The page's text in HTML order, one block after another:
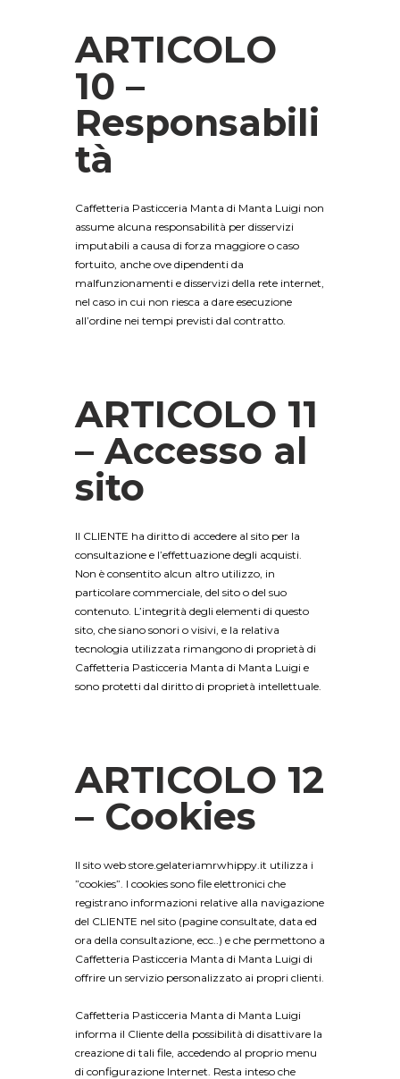
ARTICOLO
10 –
Responsabili
tà
Caffetteria Pasticceria Manta di Manta Luigi non
assume alcuna responsabilità per disservizi
imputabili a causa di forza maggiore o caso
fortuito, anche ove dipendenti da
malfunzionamenti e disservizi della rete internet,
nel caso in cui non riesca a dare esecuzione
all’ordine nei tempi previsti dal contratto.
ARTICOLO 11
– Accesso al
sito
Il CLIENTE ha diritto di accedere al sito per la
consultazione e l’effettuazione degli acquisti.
Non è consentito alcun altro utilizzo, in
particolare commerciale, del sito o del suo
contenuto. L’integrità degli elementi di questo
sito, che siano sonori o visivi, e la relativa
tecnologia utilizzata rimangono di proprietà di
Caffetteria Pasticceria Manta di Manta Luigi e
sono protetti dal diritto di proprietà intellettuale.
ARTICOLO 12
– Cookies
Il sito web store.gelateriamrwhippy.it utilizza i
”cookies”. I cookies sono file elettronici che
registrano informazioni relative alla navigazione
del CLIENTE nel sito (pagine consultate, data ed
ora della consultazione, ecc..) e che permettono a
Caffetteria Pasticceria Manta di Manta Luigi di
offrire un servizio personalizzato ai propri clienti.
Caffetteria Pasticceria Manta di Manta Luigi
informa il Cliente della possibilità di disattivare la
creazione di tali file, accedendo al proprio menu
di configurazione Internet. Resta inteso che